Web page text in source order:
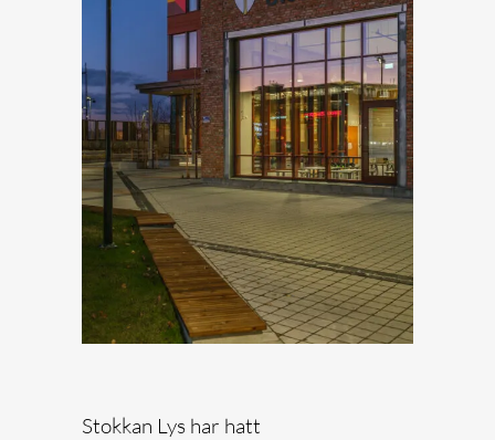
Stokkan Lys har hatt